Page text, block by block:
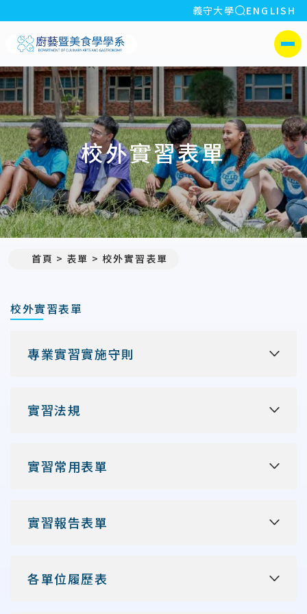
:::
義守大學 全站搜索
ENGLISH
側選單
校外實習表單
首頁 表單 校外實習表單
校外實習表單
專業實習實施守則
實習法規
實習常用表單
實習報告表單
各單位履歷表